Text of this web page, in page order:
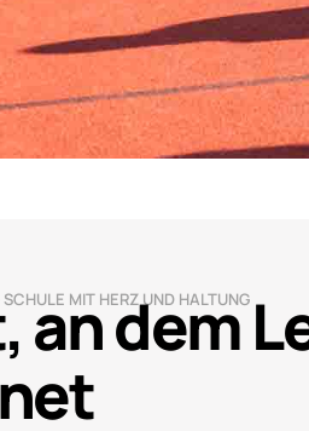
MIT HERZ UND HALTUNG
an dem